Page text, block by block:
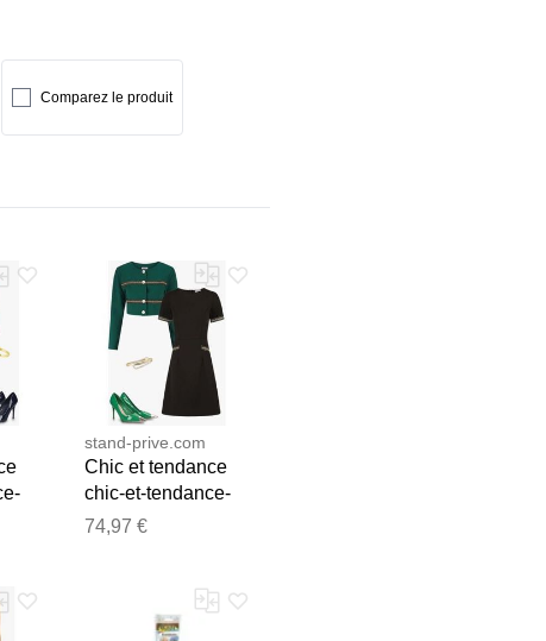
Comparez le produit
stand-prive.com
Chic et tendance
chic-et-tendance-
z1995 Z1995
74,97 €